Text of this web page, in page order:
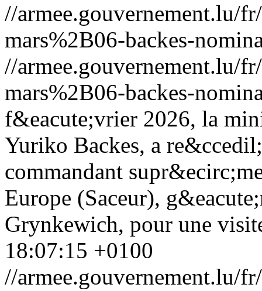
//armee.gouvernement.lu/
mars%2B06-backes-
//armee.gouvernement.lu/
mars%2B06-backes-
f&eacute;vrier 2026, la
Yuriko Backes, a
commandant
Europe (Saceur),
Grynkewich, pour une
18:07:15 +0100
//armee.gouvernement.lu/